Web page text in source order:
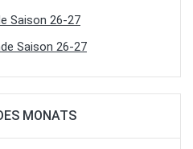
Saison 26-27
Saison 26-27
MONATS